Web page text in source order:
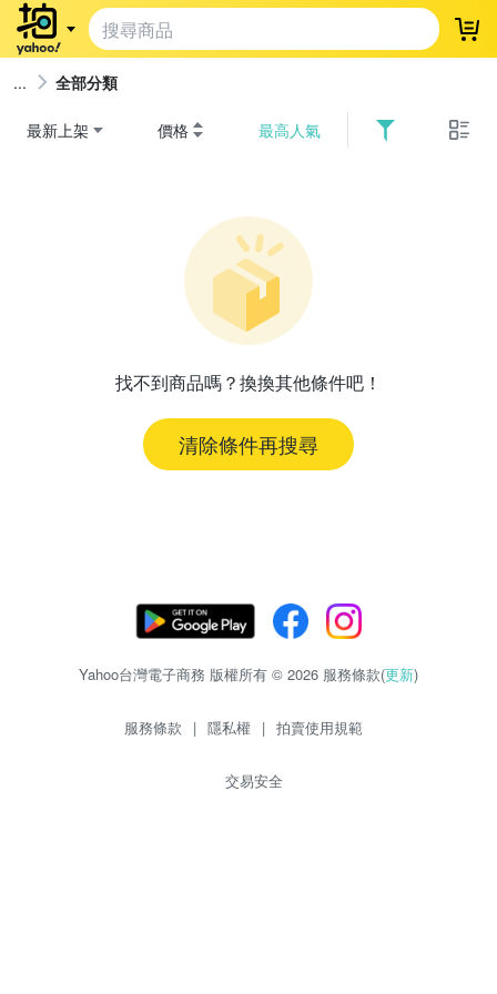
登
全部分類
最新上架 價格 最高人氣
找不到商品嗎？換換其他條件吧！
清除條件再搜尋
Yahoo台灣電子商務 版權所有 © 2026 服務條款(更新)
服務條款 | 隱私權 | 拍賣使用規範
交易安全